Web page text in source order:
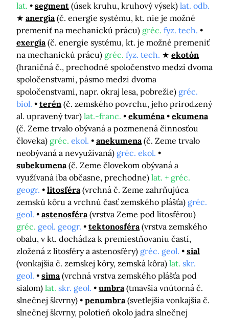
lat.
segment (úsek kruhu, kruhový výsek) lat. odb.
anergia (č. energie systému, kt. nie je možné
premeniť na mechanickú prácu) gréc. fyz. tech.
exergia (č. energie systému, kt. je možné premeniť
na mechanickú prácu) gréc. fyz. tech.
ekotón
(hraničná č., prechodné spoločenstvo medzi dvoma
spoločenstvami, pásmo medzi dvoma
spoločenstvami, napr. okraj lesa, pobrežie) gréc.
biol.
terén (č. zemského povrchu, jeho prirodzený
al. upravený tvar) lat.-franc. ekuména
ekumena
(č. Zeme trvalo obývaná a pozmenená činnosťou
človeka) gréc. ekol. anekumena (č. Zeme trvalo
neobývaná a nevyužívaná) gréc. ekol.
subekumena (č. Zeme človekom obývaná a
využívaná iba občasne, prechodne) lat. + gréc.
geogr.
litosféra (vrchná č. Zeme zahrňujúca
zemskú kôru a vrchnú časť zemského plášťa) gréc.
geol.
astenosféra (vrstva Zeme pod litosférou)
gréc. geol. geogr. tektonosféra (vrstva zemského
obalu, v kt. dochádza k premiestňovaniu častí,
zložená z litosféry a astenosféry) gréc. geol.
sial
(vonkajšia č. zemskej kôry, zemská kôra) lat. skr.
geol.
sima (vrchná vrstva zemského plášťa pod
sialom) lat. skr. geol. umbra (tmavšia vnútorná č.
slnečnej škvrny)
penumbra (svetlejšia vonkajšia č.
slnečnej škvrny, polotieň okolo jadra slnečnej